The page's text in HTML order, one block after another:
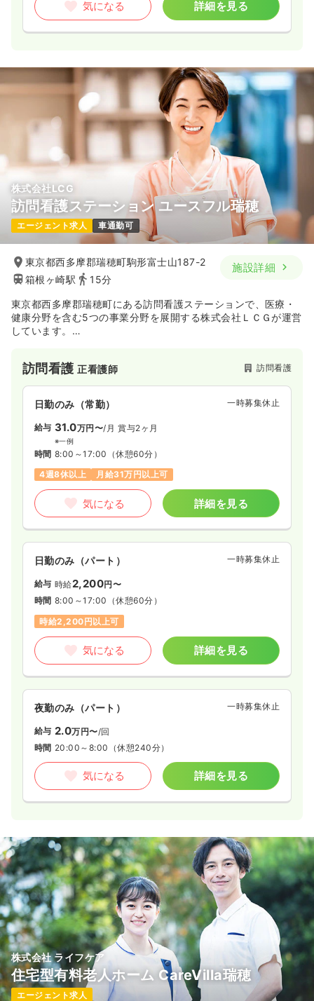
気になる 詳細を見る
株式会社LCG
訪問看護ステーション ユースフル瑞穂
エージェント求人 車通勤可
東京都西多摩郡瑞穂町駒形富士山187-2
箱根ヶ崎駅
15分
施設詳細
東京都西多摩郡瑞穂町にある訪問看護ステーションで、医療・
健康分野を含む5つの事業分野を展開する株式会社ＬＣＧが運営
しています。
全国各地に拠点を展開しており、安定した基盤のもと、「今、
この時代に必要なサービスを提供する」という理念を実現でき
る環境です。
訪問看護正看護師 訪問看護
日勤のみ（常勤） 一時募集休止
給与 31.0万円〜/月 賞与2ヶ月
※一例
時間 8:00～17:00 （休憩60分）
4週8休以上
月給31万円以上可
気になる 詳細を見る
日勤のみ（パート） 一時募集休止
給与 時給2,200円〜
時間 8:00～17:00 （休憩60分）
時給2,200円以上可
気になる 詳細を見る
夜勤のみ（パート） 一時募集休止
給与 2.0万円〜/回
時間 20:00～8:00 （休憩240分）
気になる 詳細を見る
株式会社 ライフケア
住宅型有料老人ホーム CareVilla瑞穂
エージェント求人